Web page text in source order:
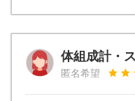
体組成計・
匿名希望